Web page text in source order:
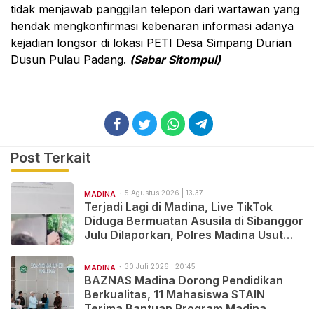
tidak menjawab panggilan telepon dari wartawan yang
hendak mengkonfirmasi kebenaran informasi adanya
kejadian longsor di lokasi PETI Desa Simpang Durian
Dusun Pulau Padang. (Sabar Sitompul)
Post Terkait
MADINA 5 Agustus 2026 | 13:37
Terjadi Lagi di Madina, Live TikTok
Diduga Bermuatan Asusila di Sibanggor
Julu Dilaporkan, Polres Madina Usut
MADINA 30 Juli 2026 | 20:45
BAZNAS Madina Dorong Pendidikan
Berkualitas, 11 Mahasiswa STAIN